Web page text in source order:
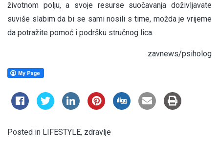
životnom polju, a svoje resurse suočavanja doživljavate
suviše slabim da bi se sami nosili s time, možda je vrijeme
da potražite pomoć i podršku stručnog lica.
zavnews/psiholog
Posted in LIFESTYLE, zdravlje